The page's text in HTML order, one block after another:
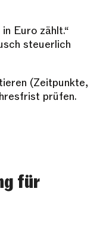
Euro zählt.“
steuerlich
(Zeitpunkte,
prüfen.
für